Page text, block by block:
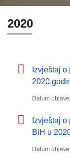
2020
Izvještaj
Datum
Izvještaj
BiH u
Datum